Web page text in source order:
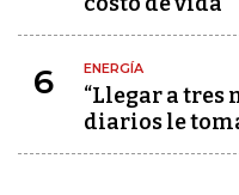
6 ENERGÍA
“Llegar a
diarios le